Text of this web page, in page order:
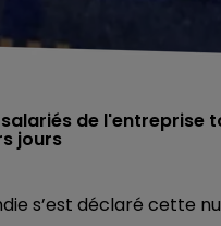
de l'entreprise
jours
s’est déclaré cette